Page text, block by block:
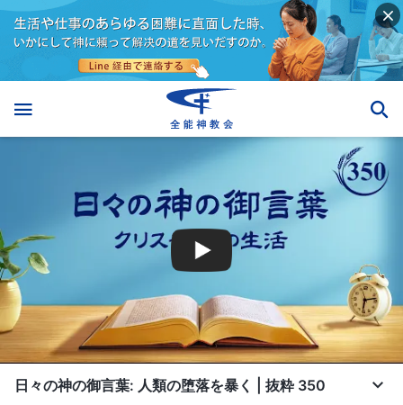
日々の神の御言葉: 人類の堕落を暴く | 抜粋 350